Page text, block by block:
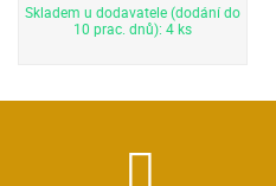
Skladem u dodavatele (dodání do
10 prac. dnů): 4 ks